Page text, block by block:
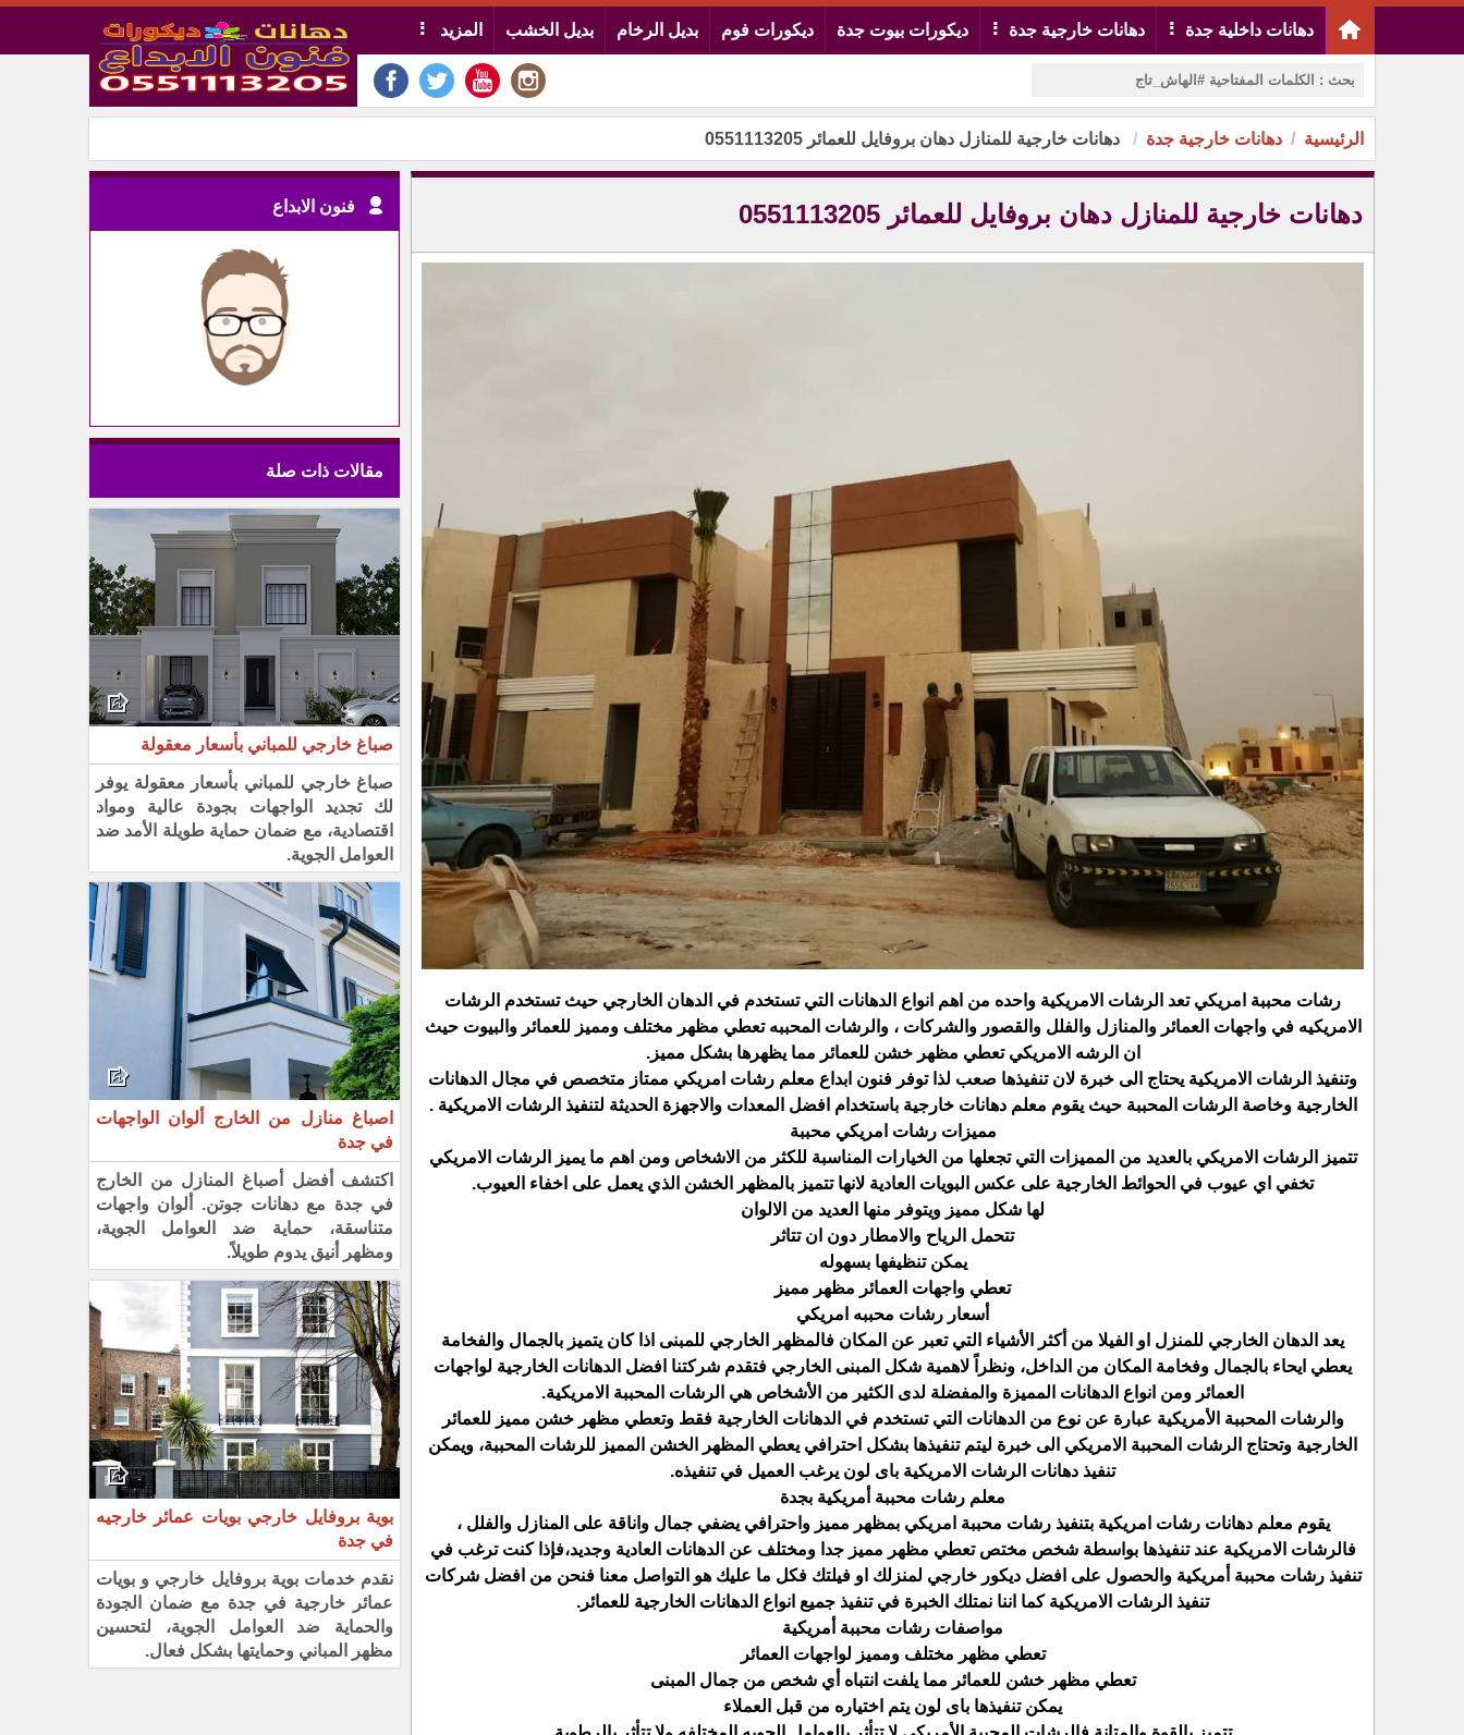
دهانات داخلية جدة دهانات خارجية جدة ديكورات بيوت جدة ديكورات فوم بديل الرخام بديل الخشب المزيد
الرئيسية دهانات خارجية جدة دهانات خارجية للمنازل دهان بروفايل للعمائر 0551113205
دهانات خارجية للمنازل دهان بروفايل للعمائر 0551113205
رشات محببة امريكي تعد الرشات الامريكية واحده من اهم انواع الدهانات التي تستخدم في الدهان الخارجي حيث تستخدم الرشات
الامريكيه في واجهات العمائر والمنازل والفلل والقصور والشركات ، والرشات المحببه تعطي مظهر مختلف ومميز للعمائر والبيوت حيث
ان الرشه الامريكي تعطي مظهر خشن للعمائر مما يظهرها بشكل مميز.
وتنفيذ الرشات الامريكية يحتاج الى خبرة لان تنفيذها صعب لذا توفر فنون ابداع معلم رشات امريكي ممتاز متخصص في مجال الدهانات
الخارجية وخاصة الرشات المحببة حيث يقوم معلم دهانات خارجية باستخدام افضل المعدات والاجهزة الحديثة لتنفيذ الرشات الامريكية .
مميزات رشات امريكي محببة
تتميز الرشات الامريكي بالعديد من المميزات التي تجعلها من الخيارات المناسبة للكثر من الاشخاص ومن اهم ما يميز الرشات الامريكي
تخفي اي عيوب في الحوائط الخارجية على عكس البويات العادية لانها تتميز بالمظهر الخشن الذي يعمل على اخفاء العيوب.
لها شكل مميز ويتوفر منها العديد من الالوان
تتحمل الرياح والامطار دون ان تتاثر
يمكن تنظيفها بسهوله
تعطي واجهات العمائر مظهر مميز
أسعار رشات محببه امريكي
يعد الدهان الخارجي للمنزل او الفيلا من أكثر الأشياء التي تعبر عن المكان فالمظهر الخارجي للمبنى اذا كان يتميز بالجمال والفخامة
يعطي ايحاء بالجمال وفخامة المكان من الداخل، ونظراً لاهمية شكل المبنى الخارجي فتقدم شركتنا افضل الدهانات الخارجية لواجهات
العمائر ومن انواع الدهانات المميزة والمفضلة لدى الكثير من الأشخاص هي الرشات المحببة الامريكية.
والرشات المحببة الأمريكية عبارة عن نوع من الدهانات التي تستخدم في الدهانات الخارجية فقط وتعطي مظهر خشن مميز للعمائر
الخارجية وتحتاج الرشات المحببة الامريكي الى خبرة ليتم تنفيذها بشكل احترافي يعطي المظهر الخشن المميز للرشات المحببة، ويمكن
تنفيذ دهانات الرشات الامريكية باى لون يرغب العميل في تنفيذه.
معلم رشات محببة أمريكية بجدة
يقوم معلم دهانات رشات امريكية بتنفيذ رشات محببة امريكي بمظهر مميز واحترافي يضفي جمال واناقة على المنازل والفلل ،
فالرشات الامريكية عند تنفيذها بواسطة شخص مختص تعطي مظهر مميز جدا ومختلف عن الدهانات العادية وجديد،فإذا كنت ترغب في
تنفيذ رشات محببة أمريكية والحصول على افضل ديكور خارجي لمنزلك او فيلتك فكل ما عليك هو التواصل معنا فنحن من افضل شركات
تنفيذ الرشات الامريكية كما اننا نمتلك الخبرة في تنفيذ جميع انواع الدهانات الخارجية للعمائر.
مواصفات رشات محببة أمريكية
تعطي مظهر مختلف ومميز لواجهات العمائر
تعطي مظهر خشن للعمائر مما يلفت انتباه أي شخص من جمال المبنى
يمكن تنفيذها باى لون يتم اختياره من قبل العملاء
فنون الابداع
مقالات ذات صلة
صباغ خارجي للمباني بأسعار معقولة
صباغ خارجي للمباني بأسعار معقولة يوفر
لك تجديد الواجهات بجودة عالية ومواد
اقتصادية، مع ضمان حماية طويلة الأمد ضد
العوامل الجوية.
اصباغ منازل من الخارج ألوان الواجهات
في جدة
اكتشف أفضل أصباغ المنازل من الخارج
في جدة مع دهانات جوتن. ألوان واجهات
متناسقة، حماية ضد العوامل الجوية،
ومظهر أنيق يدوم طويلاً.
بوية بروفايل خارجي بويات عمائر خارجيه
في جدة
نقدم خدمات بوية بروفايل خارجي و بويات
عمائر خارجية في جدة مع ضمان الجودة
والحماية ضد العوامل الجوية، لتحسين
مظهر المباني وحمايتها بشكل فعال.